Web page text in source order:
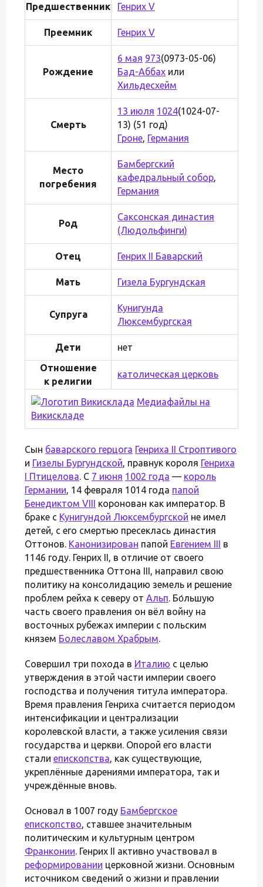
Предшественник Генрих V
Преемник Генрих V
Рождение
6 мая 973(0973-05-06)
Бад-Аббах или
Хильдесхейм
Смерть
13 июля 1024(1024-07-
13) (51 год)
Гроне, Германия
Место
погребения
Бамбергский
кафедральный собор,
Германия
Род
Саксонская династия
(Людольфинги)
Отец Генрих II Баварский
Мать Гизела Бургундская
Супруга
Кунигунда
Люксембургская
Дети
нет
Отношение
к религии
католическая церковь
Медиафайлы на
Викискладе
Сын баварского герцога Генриха II Строптивого
и Гизелы Бургундской, правнук короля Генриха
I Птицелова. С 7 июня 1002 года — король
Германии, 14 февраля 1014 года папой
Бенедиктом VIII коронован как император. В
браке с Кунигундой Люксембургской не имел
детей, с его смертью пресеклась династия
Оттонов. Канонизирован папой Евгением III в
1146 году. Генрих II, в отличие от своего
предшественника Оттона III, направил свою
политику на консолидацию земель и решение
проблем рейха к северу от Альп. Бо́льшую
часть своего правления он вёл войну на
восточных рубежах империи с польским
князем Болеславом Храбрым.
Совершил три похода в Италию с целью
утверждения в этой части империи своего
господства и получения титула императора.
Время правления Генриха считается периодом
интенсификации и централизации
королевской власти, а также усиления связи
государства и церкви. Опорой его власти
стали епископства, как существующие,
укреплённые дарениями императора, так и
учреждённые вновь.
Основал в 1007 году Бамбергское
епископство, ставшее значительным
политическим и культурным центром
Франконии. Генрих II активно участвовал в
реформировании церковной жизни. Основным
источником сведений о жизни и правлении